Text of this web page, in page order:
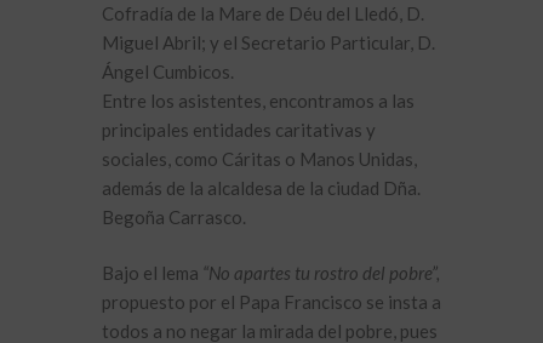
Cofradía de la Mare de Déu del Lledó, D.
Miguel Abril; y el Secretario Particular, D.
Ángel Cumbicos.
Entre los asistentes, encontramos a las
principales entidades caritativas y
sociales, como Cáritas o Manos Unidas,
además de la alcaldesa de la ciudad Dña.
Begoña Carrasco.
Bajo el lema “No apartes tu rostro del pobre”,
propuesto por el Papa Francisco se insta a
todos a no negar la mirada del pobre, pues